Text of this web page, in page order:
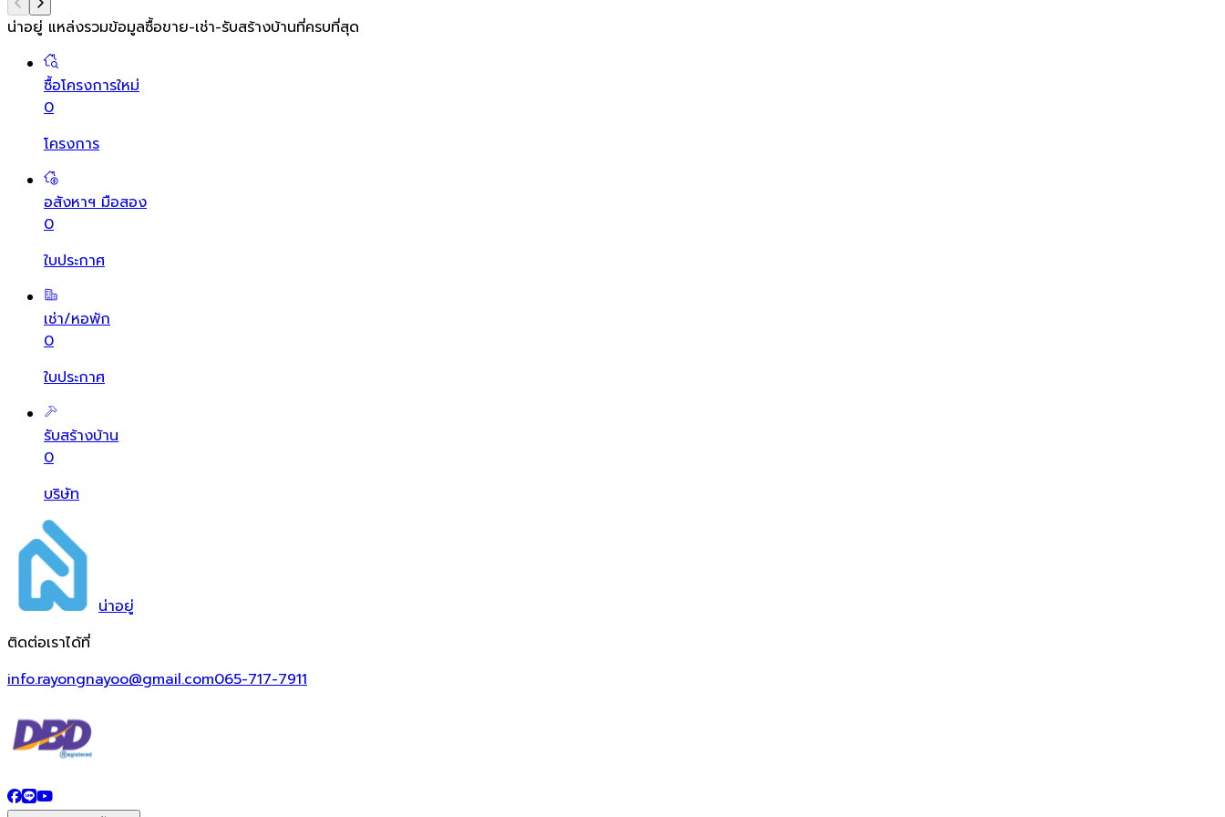
น่าอยู่ แหล่งรวมข้อมูลซื้อขาย-เช่า-รับสร้างบ้านที่ครบที่สุด
ซื้อโครงการใหม่
0
โครงการ
อสังหาฯ มือสอง
0
ใบประกาศ
เช่า/หอพัก
0
ใบประกาศ
รับสร้างบ้าน
0
บริษัท
น่าอยู่
ติดต่อเราได้ที่
info.rayongnayoo@gmail.com065-717-7911